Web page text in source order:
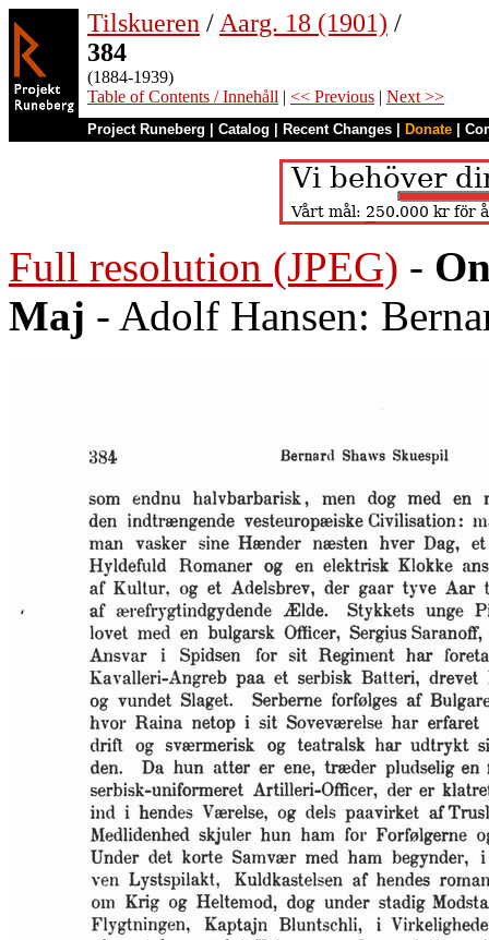
Tilskueren / Aarg. 18 (1901) /
384
(1884-1939)
Table of Contents / Innehåll | << Previous | Next >>
Project Runeberg Catalog Recent Changes Donate
Full resolution (JPEG) -
Maj - Adolf Hansen: